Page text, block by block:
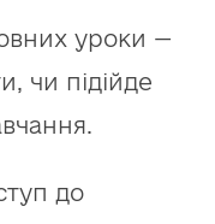
уроки —
чи підійде
до